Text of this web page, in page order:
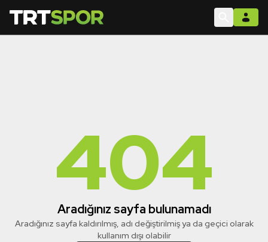
404
Aradığınız sayfa bulunamadı
Aradığınız sayfa kaldırılmış, adı değiştirilmiş ya da geçici olarak
kullanım dışı olabilir